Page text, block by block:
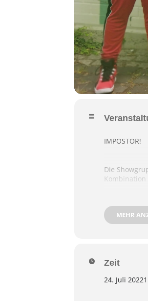
IMPOSTOR!
Die
Kombination
Die Crew der
Erde. Sie
der erste
MEHR
Zeit
24. Juli 2022